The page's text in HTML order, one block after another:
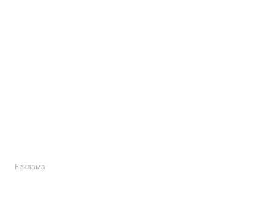
Реклама